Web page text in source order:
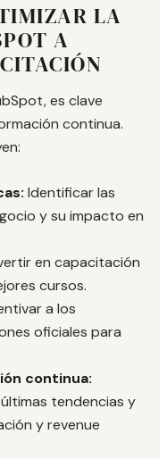
LA
A
es clave
continua.
Identificar las
y su impacto en
en capacitación
cursos.
a los
oficiales para
continua:
tendencias y
y revenue